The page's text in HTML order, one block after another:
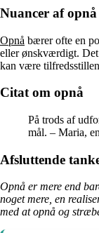
Nuancer af opnå
Opnå bærer ofte en
eller ønskværdigt.
kan være
Citat om opnå
På trods af
mål. – Maria,
Afsluttende
Opnå er mere end
noget mere, en
med at opnå og